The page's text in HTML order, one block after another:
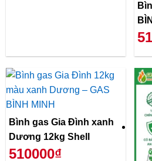
Bình gas Gia Đình xanh
Dương 12kg Shell
510000₫